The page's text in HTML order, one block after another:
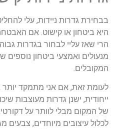
בבחירת גדרות ניידות, עלי
היא ביטחון או קישוט. אם
הרי שאז עליי לבחור בגדרות
מנעולים ואמצעי ביטחון נוספים
המקובלים.
לעומת זאת, אם אני מתמקד יותר
ייחודית, ישנן גדרות מעוצבות
של המקום מבלי לוותר על
לכלול עיצובים מיוחדים, צבעים